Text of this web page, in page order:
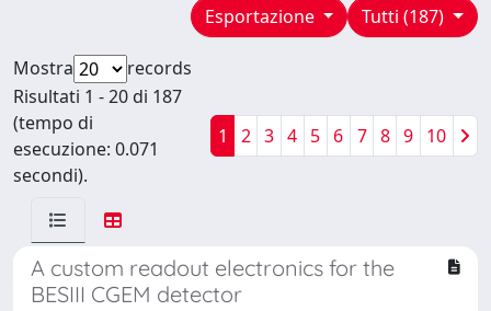
Tutti (187)
Esportazione
Mostra
records
Risultati 1 - 20 di 187
(tempo di
esecuzione: 0.071
secondi).
1 2 3 4 5 6 7 8 9 10
A custom readout electronics for the
BESIII CGEM detector